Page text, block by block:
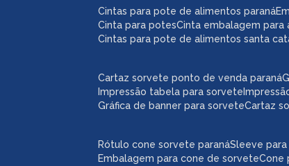
impressão tabela para sorvete
gráfica de banner para sorvete cartaz
cartaz sorvete ponto de venda paraná
cinta para potes
cinta embalagem
cintas para pote de alimentos santa
cintas para pote de alimentos paraná
sleeve
embalagem para cone de sorvete
rótulo cone sorvete paraná